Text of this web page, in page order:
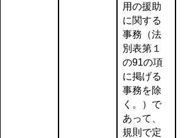
用の援助
に関する
事務（法
別表第１
の91の項
に掲げる
事務を除
く。）で
あって、
規則で定